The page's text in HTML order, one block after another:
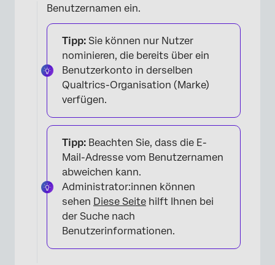
×
Benutzernamen ein.
Tipp: Sie können nur Nutzer
nominieren, die bereits über ein
Benutzerkonto in derselben
Qualtrics-Organisation (Marke)
verfügen.
Tipp: Beachten Sie, dass die E-
Mail-Adresse vom Benutzernamen
abweichen kann.
Administrator:innen können
sehen Diese Seite hilft Ihnen bei
der Suche nach
Benutzerinformationen.